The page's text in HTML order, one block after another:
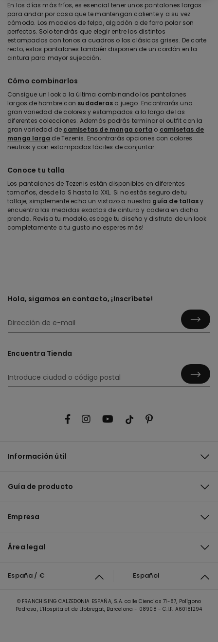
En los días más fríos, es esencial tener unos pantalones largos
para andar por casa que te mantengan caliente y a su vez
cómodo. Los modelos de felpa, algodón o de forro polar son
perfectos. Solo tendrás que elegir entre los distintos
estampados con tonos a cuadros o los clásicos grises. De corte
recto, estos pantalones también disponen de un cordón en la
cintura para mayor sujección.
Cómo combinarlos
Consigue un look a la última combinando los pantalones
largos de hombre con sudaderas a juego. Encontrarás una
gran variedad de colores y estampados a lo largo de las
diferentes colecciones. Además podrás terminar el outfit con la
gran variedad de camisetas de manga corta o camisetas de
manga larga de Tezenis. Encontrarás opciones con colores
neutros y con estampados fáciles de conjuntar.
Conoce tu talla
Los pantalones de Tezenis están disponibles en diferentes
tamaños, desde la S hasta la XXL. Si no estás seguro de tu
tallaje, simplemente echa un vistazo a nuestra guía de tallasy
encuentra las medidas exactas de cintura y cadera en dicha
prenda. Revisa tu modelo, escoge tu diseño y disfruta de un look
completamente a tu gusto ¡no esperes más!
Hola, sigamos en contacto, ¡Inscríbete!
Encuentra Tienda
Información útil
Guía de producto
Empresa
Área legal
España / € Español
© FRANCHISING CALZEDONIA ESPAÑA, S.A. calle Ciencias 71-87, Polígono
Pedrosa, L’Hospitalet de Llobregat, Barcelona - 08908 - C.I.F. A60181294